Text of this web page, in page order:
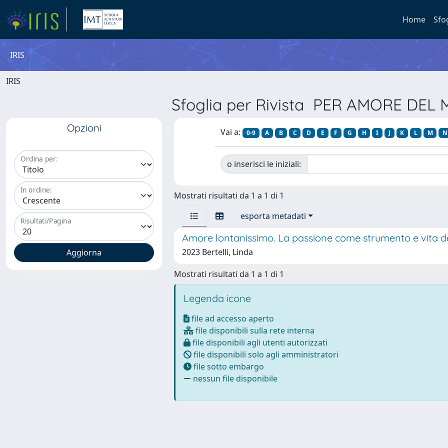
Home
IRIS
IRIS
Sfoglia per Rivista PER AMORE DEL
Opzioni
Ordina per:
In ordine:
Risultati/Pagina
Vai a: 0-9 A B C D E F G H I J K L M N
o inserisci le iniziali:
Mostrati risultati da 1 a 1 di 1
esporta metadati
Amore lontanissimo. La passione come strumento e vita
2023 Bertelli, Linda
Mostrati risultati da 1 a 1 di 1
Legenda icone
file ad accesso aperto
file disponibili sulla rete interna
file disponibili agli utenti autorizzati
file disponibili solo agli amministratori
file sotto embargo
nessun file disponibile